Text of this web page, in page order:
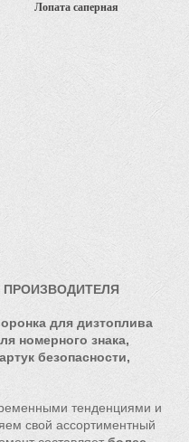
Лопата саперная
для дизтоплива
номерного знака,
безопасности,
тенденциями и
свой ассортиментный